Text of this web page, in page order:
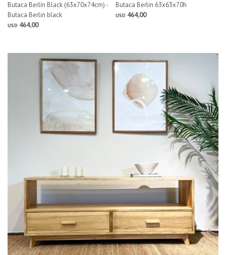
Butaca Berlín Black (63x70x74cm) -
Butaca Berlin black
USD 464,00
Butaca Berlin 63x63x70h
USD 464,00